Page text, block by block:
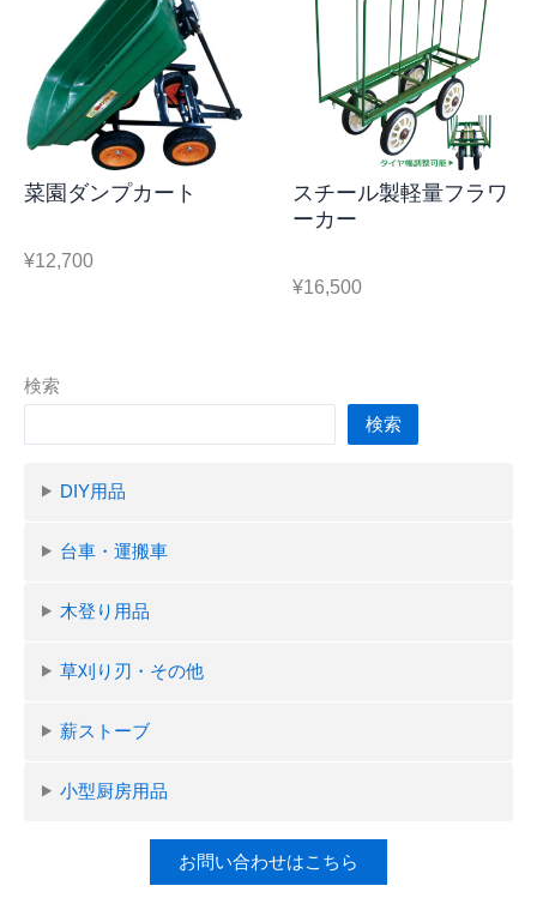
検索
検索
DIY用品
台車・運搬車
木登り用品
草刈り刃・その他
薪ストーブ
小型厨房用品
お問い合わせはこちら
菜園ダンプカート
¥12,700
スチール製軽量フラワ
ーカー
¥16,500